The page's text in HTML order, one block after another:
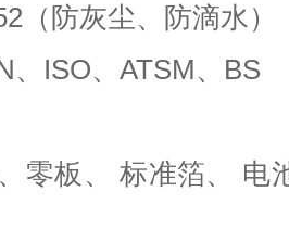
（ 防灰尘、防滴水）
、 ISO、 ATSM、 BS
零板、 标准箔、 电